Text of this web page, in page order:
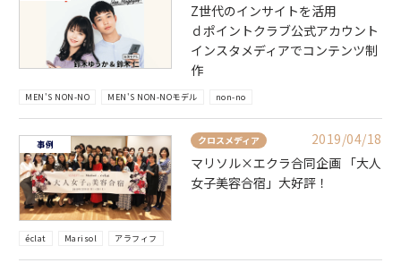
Z世代のインサイトを活用
ｄポイントクラブ公式アカウント
インスタメディアでコンテンツ制
作
MEN'S NON-NO MEN'S NON-NOモデル non-no
事例 クロスメディア
2019/04/18
マリソル×エクラ合同企画 「大人
女子美容合宿」大好評！
éclat Marisol アラフィフ